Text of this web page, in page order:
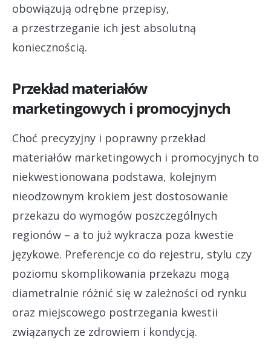
obowiązują odrębne przepisy,
a przestrzeganie ich jest absolutną
koniecznością.
Przekład materiałów
marketingowych i promocyjnych
Choć precyzyjny i poprawny przekład
materiałów marketingowych i promocyjnych to
niekwestionowana podstawa, kolejnym
nieodzownym krokiem jest dostosowanie
przekazu do wymogów poszczególnych
regionów – a to już wykracza poza kwestie
językowe. Preferencje co do rejestru, stylu czy
poziomu skomplikowania przekazu mogą
diametralnie różnić się w zależności od rynku
oraz miejscowego postrzegania kwestii
związanych ze zdrowiem i kondycją.